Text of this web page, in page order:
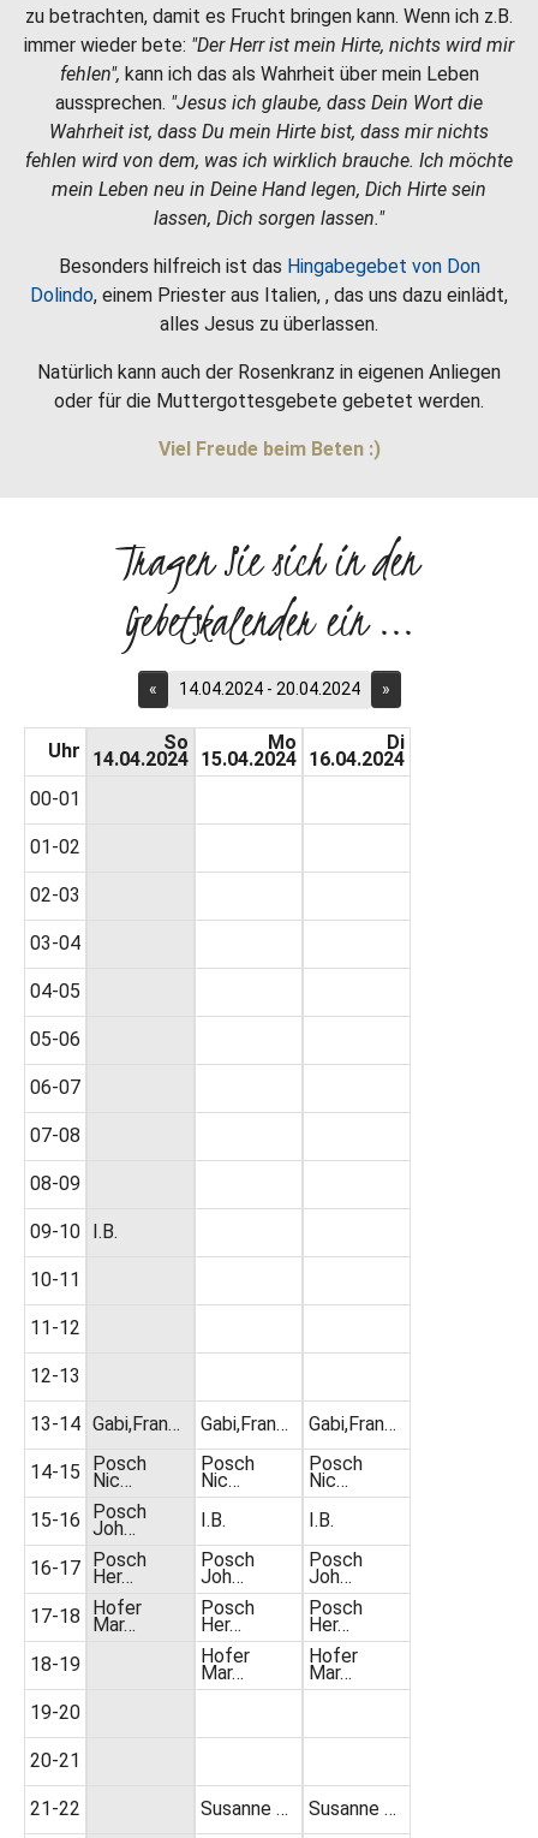
zu betrachten, damit es Frucht bringen kann. Wenn ich z.B.
immer wieder bete: "Der Herr ist mein Hirte, nichts wird mir
fehlen", kann ich das als Wahrheit über mein Leben
aussprechen. "Jesus ich glaube, dass Dein Wort die
Wahrheit ist, dass Du mein Hirte bist, dass mir nichts
fehlen wird von dem, was ich wirklich brauche. Ich möchte
mein Leben neu in Deine Hand legen, Dich Hirte sein
lassen, Dich sorgen lassen."
Besonders hilfreich ist das Hingabegebet von Don
Dolindo, einem Priester aus Italien, , das uns dazu einlädt,
alles Jesus zu überlassen.
Natürlich kann auch der Rosenkranz in eigenen Anliegen
oder für die Muttergottesgebete gebetet werden.
Viel Freude beim Beten :)
Tragen Sie sich in den
Gebetskalender ein ...
« 14.04.2024 - 20.04.2024 »
Uhr
00-01
01-02
02-03
03-04
04-05
05-06
06-07
07-08
08-09
09-10
10-11
11-12
12-13
13-14
14-15
15-16
16-17
17-18
18-19
19-20
20-21
21-22
So
14.04.2024
I.B.
Gabi,Fran…
Posch
Nic…
Posch
Joh…
Posch
Her…
Hofer
Mar…
Mo
15.04.2024
Gabi,Fran…
Posch
Nic…
I.B.
Posch
Joh…
Posch
Her…
Hofer
Mar…
Susanne …
Di
16.04.2024
Gabi,Fran…
Posch
Nic…
I.B.
Posch
Joh…
Posch
Her…
Hofer
Mar…
Susanne …